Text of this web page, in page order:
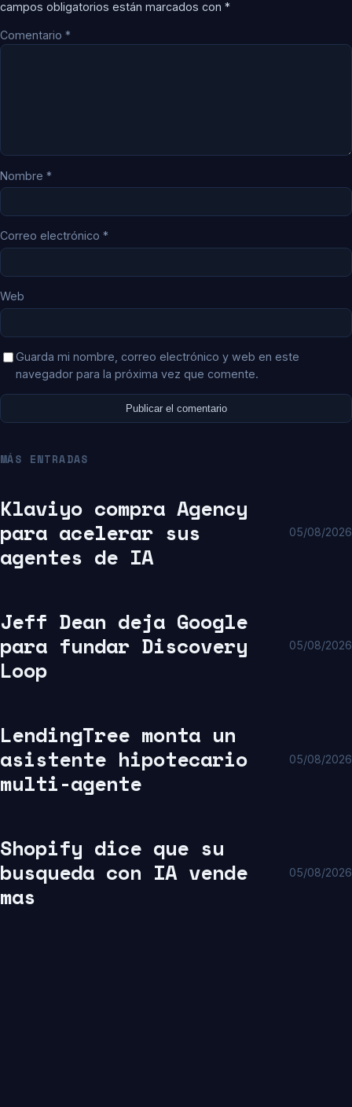
campos obligatorios están marcados con *
Comentario *
Nombre *
Correo electrónico *
Web
Guarda mi nombre, correo electrónico y web en este
navegador para la próxima vez que comente.
MÁS ENTRADAS
Klaviyo compra Agency
para acelerar sus
agentes de IA
05/08/2026
Jeff Dean deja Google
para fundar Discovery
Loop
05/08/2026
LendingTree monta un
asistente hipotecario
multi-agente
05/08/2026
Shopify dice que su
busqueda con IA vende
mas
05/08/2026